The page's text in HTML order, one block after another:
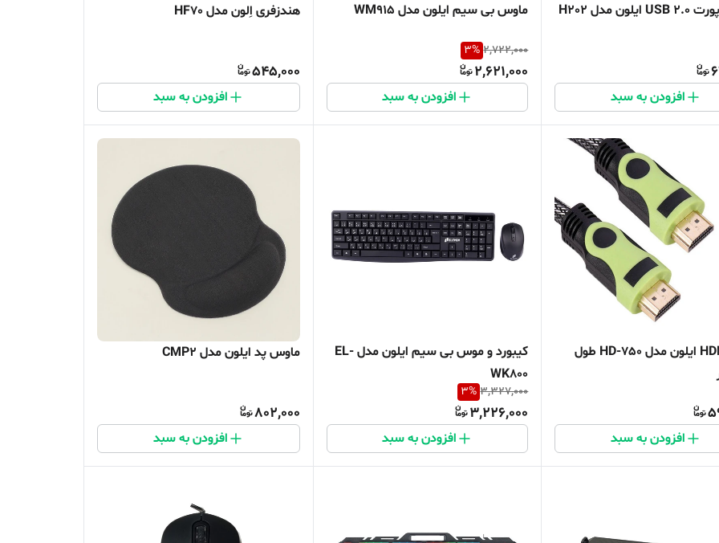
افزودن به سبد
ماوس بی سیم ایلون مدل WM915
2,722,000
3%
2,621,000
افزودن به سبد
هندزفری اِلون مدل HF70
545,000
افزودن به سبد
کابل HDMI ایلون مدل HD-750 طول
افزودن به سبد
کیبورد و موس بی سیم ایلون مدل EL-
WK800
3,327,000
3%
3,226,000
افزودن به سبد
ماوس پد ایلون مدل CMP2
802,000
افزودن به سبد